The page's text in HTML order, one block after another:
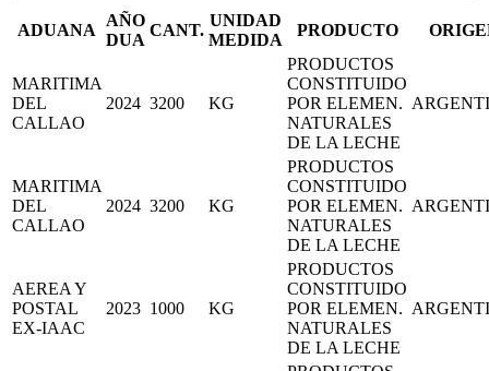
ADUANA
AÑO
DUA
CANT.
UNIDAD
MEDIDA
PRODUCTO
MARITIMA
DEL
CALLAO
2024 3200 KG
PRODUCTOS
CONSTITUIDO
POR ELEMEN.
NATURALES
DE LA LECHE
MARITIMA
DEL
CALLAO
2024 3200 KG
PRODUCTOS
CONSTITUIDO
POR ELEMEN.
NATURALES
DE LA LECHE
AEREA Y
POSTAL
EX-IAAC
2023 1000 KG
PRODUCTOS
CONSTITUIDO
POR ELEMEN.
NATURALES
DE LA LECHE